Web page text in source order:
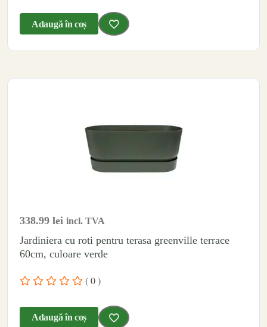
Adaugă în coș
338.99 lei incl. TVA
Jardiniera cu roti pentru terasa greenville terrace
60cm, culoare verde
( 0 )
Adaugă în coș